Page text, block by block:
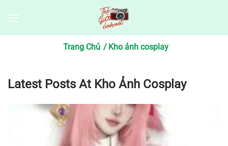
qua
Trang Chủ Kho ảnh cosplay
Latest Posts At Kho Ảnh Cosplay